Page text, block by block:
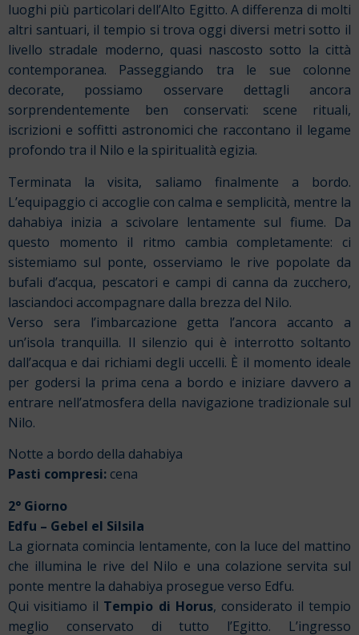
luoghi più particolari dell’Alto Egitto. A differenza di molti
altri santuari, il tempio si trova oggi diversi metri sotto il
livello stradale moderno, quasi nascosto sotto la città
contemporanea. Passeggiando tra le sue colonne
decorate, possiamo osservare dettagli ancora
sorprendentemente ben conservati: scene rituali,
iscrizioni e soffitti astronomici che raccontano il legame
profondo tra il Nilo e la spiritualità egizia.
Terminata la visita, saliamo finalmente a bordo.
L’equipaggio ci accoglie con calma e semplicità, mentre la
dahabiya inizia a scivolare lentamente sul fiume. Da
questo momento il ritmo cambia completamente: ci
sistemiamo sul ponte, osserviamo le rive popolate da
bufali d’acqua, pescatori e campi di canna da zucchero,
lasciandoci accompagnare dalla brezza del Nilo.
Verso sera l’imbarcazione getta l’ancora accanto a
un’isola tranquilla. Il silenzio qui è interrotto soltanto
dall’acqua e dai richiami degli uccelli. È il momento ideale
per godersi la prima cena a bordo e iniziare davvero a
entrare nell’atmosfera della navigazione tradizionale sul
Nilo.
Notte a bordo della dahabiya
Pasti compresi: cena
2° Giorno
Edfu – Gebel el Silsila
La giornata comincia lentamente, con la luce del mattino
che illumina le rive del Nilo e una colazione servita sul
ponte mentre la dahabiya prosegue verso Edfu.
Qui visitiamo il Tempio di Horus, considerato il tempio
meglio conservato di tutto l’Egitto. L’ingresso